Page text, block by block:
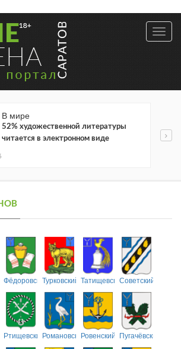
В мире
52% художественной литературы
читается в электронном виде
ФёдоровскийТурковский ТатищевскийСоветский
РтищевскийРомановскийРовенский Пугачёвский